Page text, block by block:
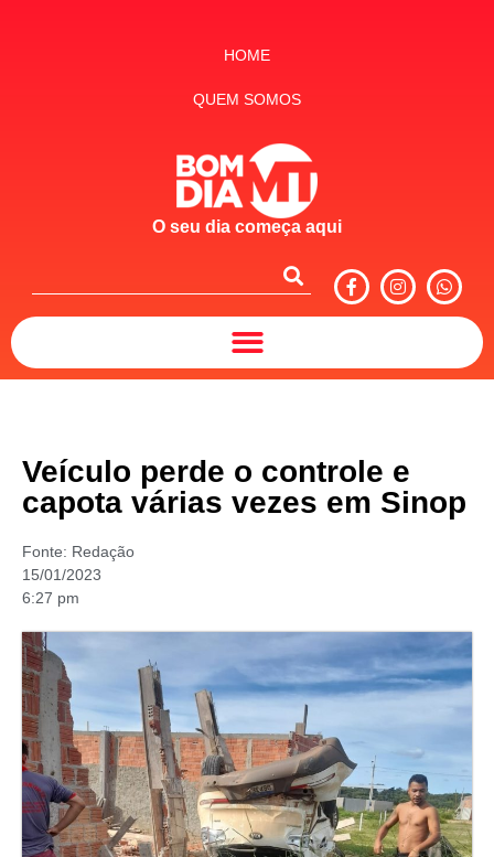
HOME
QUEM SOMOS
O seu dia começa aqui
Veículo perde o controle e
capota várias vezes em Sinop
Fonte: Redação
15/01/2023
6:27 pm